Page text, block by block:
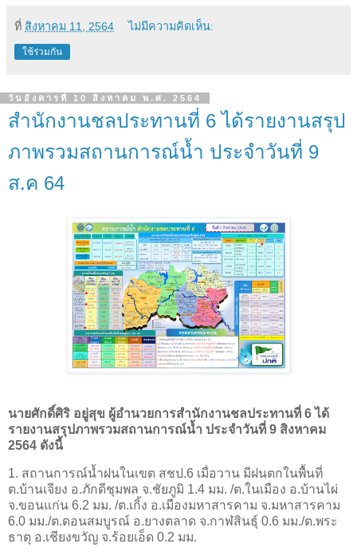
ที่ สิงหาคม 11, 2564 ไม่มีความคิดเห็น:
ใช้ร่วมกัน
วันอังคารที่ 10 สิงหาคม พ.ศ. 2564
สำนักงานชลประทานที่ 6 ได้รายงานสรุป
ภาพรวมสถานการณ์น้ำ ประจำวันที่ 9
ส.ค 64
นายศักดิ์ศิริ อยู่สุข ผู้อำนวยการสำนักงานชลประทานที่ 6 ได้
รายงานสรุปภาพรวมสถานการณ์น้ำ ประจำวันที่ 9 สิงหาคม
2564 ดังนี้
1. สถานการณ์น้ำฝนในเขต สชป.6 เมื่อวาน มีฝนตกในพื้นที่
ต.บ้านเจียง อ.ภักดีชุมพล จ.ชัยภูมิ 1.4 มม. /ต.ในเมือง อ.บ้านไผ่
จ.ขอนแก่น 6.2 มม. /ต.เกิ้ง อ.เมืองมหาสารคาม จ.มหาสารคาม
6.0 มม./ต.ดอนสมบูรณ์ อ.ยางตลาด จ.กาฬสินธุ์ 0.6 มม./ต.พระ
ธาตุ อ.เชียงขวัญ จ.ร้อยเอ็ด 0.2 มม.